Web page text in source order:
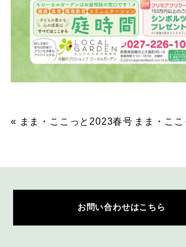
« まま・ここっと2023春号 まま・こ
お問い合わせはこちら